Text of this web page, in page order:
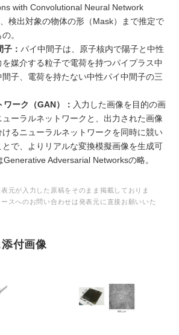
with Convolutional Neural Network
検出対象の物体の形（Mask）まで推定で
。
： パイ中間子は、原子核内で陽子と中性
媒介する粒子で電荷を持つパイプラス中
子、電荷を持たない中性パイ中間子の三
ーク（GAN）： 入力した画像を目的の画
ーラルネットワークと、出力された画像
るニューラルネットワークを同時に競い
で、よりリアルな変換模擬画像を生成可
Adversarial Networksの略。
元が入力した原稿をそのまま掲載しておりま
スへのお問い合わせは発表元に直接お願いいた
付画像